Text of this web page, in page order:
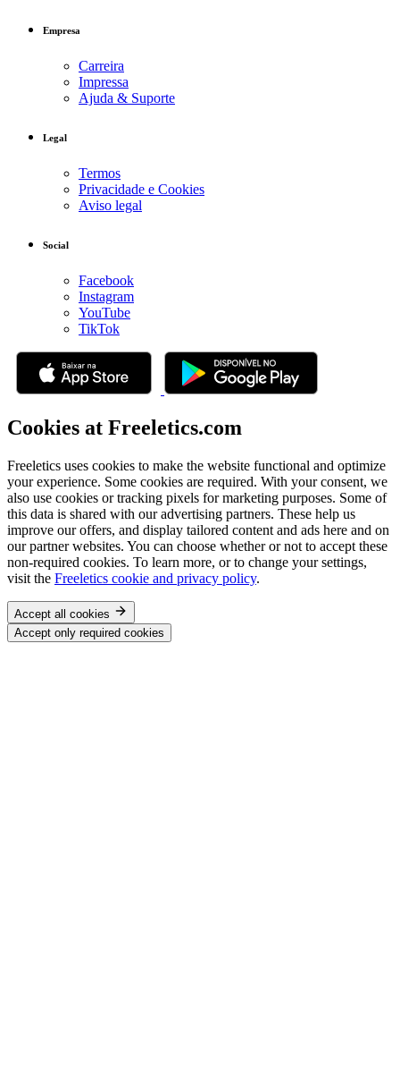
Empresa
Carreira
Impressa
Ajuda & Suporte
Legal
Termos
Privacidade e Cookies
Aviso legal
Social
Facebook
Instagram
YouTube
TikTok
Cookies at Freeletics.com
Freeletics uses cookies to make the website functional and optimize
your experience. Some cookies are required. With your consent, we
also use cookies or tracking pixels for marketing purposes. Some of
this data is shared with our advertising partners. These help us
improve our offers, and display tailored content and ads here and on
our partner websites. You can choose whether or not to accept these
non-required cookies. To learn more, or to change your settings,
visit the Freeletics cookie and privacy policy.
Accept all cookies
Accept only required cookies